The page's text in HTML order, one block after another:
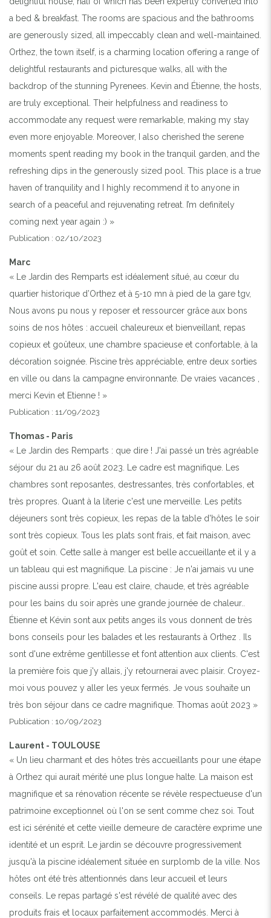
a bed & breakfast. The rooms are spacious and the bathrooms
are generously sized, all impeccably clean and well-maintained.
Orthez, the town itself, is a charming location offering a range of
delightful restaurants and picturesque walks, all with the
backdrop of the stunning Pyrenees. Kevin and Étienne, the hosts,
are truly exceptional. Their helpfulness and readiness to
accommodate any request were remarkable, making my stay
even more enjoyable. Moreover, I also cherished the serene
moments spent reading my book in the tranquil garden, and the
refreshing dips in the generously sized pool. This place is a true
haven of tranquility and I highly recommend it to anyone in
search of a peaceful and rejuvenating retreat. I’m definitely
coming next year again :) »
Publication : 02/10/2023
Marc
« Le Jardin des Remparts est idéalement situé, au cœur du
quartier historique d’Orthez et à 5-10 mn à pied de la gare tgv,
Nous avons pu nous y reposer et ressourcer grâce aux bons
soins de nos hôtes : accueil chaleureux et bienveillant, repas
copieux et goûteux, une chambre spacieuse et confortable, à la
décoration soignée. Piscine très appréciable, entre deux sorties
en ville ou dans la campagne environnante. De vraies vacances ,
merci Kevin et Etienne ! »
Publication : 11/09/2023
Thomas - Paris
« Le Jardin des Remparts : que dire ! J'ai passé un très agréable
séjour du 21 au 26 août 2023. Le cadre est magnifique. Les
chambres sont reposantes, destressantes, très confortables, et
très propres. Quant à la literie c'est une merveille. Les petits
déjeuners sont très copieux, les repas de la table d'hôtes le soir
sont très copieux. Tous les plats sont frais, et fait maison, avec
goût et soin. Cette salle à manger est belle accueillante et il y a
un tableau qui est magnifique. La piscine : Je n'ai jamais vu une
piscine aussi propre. L'eau est claire, chaude, et très agréable
pour les bains du soir après une grande journée de chaleur..
Étienne et Kévin sont aux petits anges ils vous donnent de très
bons conseils pour les balades et les restaurants à Orthez . Ils
sont d'une extrême gentillesse et font attention aux clients. C'est
la première fois que j'y allais, j'y retournerai avec plaisir. Croyez-
moi vous pouvez y aller les yeux fermés. Je vous souhaite un
très bon séjour dans ce cadre magnifique. Thomas août 2023 »
Publication : 10/09/2023
Laurent - TOULOUSE
« Un lieu charmant et des hôtes très accueillants pour une étape
à Orthez qui aurait mérité une plus longue halte. La maison est
magnifique et sa rénovation récente se révèle respectueuse d'un
patrimoine exceptionnel où l'on se sent comme chez soi. Tout
est ici sérénité et cette vieille demeure de caractère exprime une
identité et un esprit. Le jardin se découvre progressivement
jusqu'à la piscine idéalement située en surplomb de la ville. Nos
hôtes ont été très attentionnés dans leur accueil et leurs
conseils. Le repas partagé s'est révélé de qualité avec des
produits frais et locaux parfaitement accommodés. Merci à